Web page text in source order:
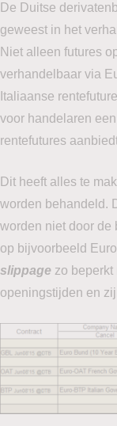
De Duitse
geweest in het
Niet alleen futures
verhandelbaar via
Italiaanse
voor handelaren
rentefutures
Dit heeft alles te
worden behandeld.
worden niet door de
op bijvoorbeeld
slippage zo
openingstijden en